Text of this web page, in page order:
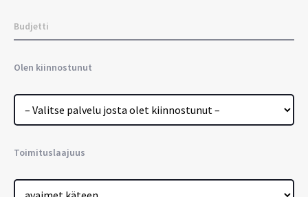
Olen kiinnostunut
Toimituslaajuus